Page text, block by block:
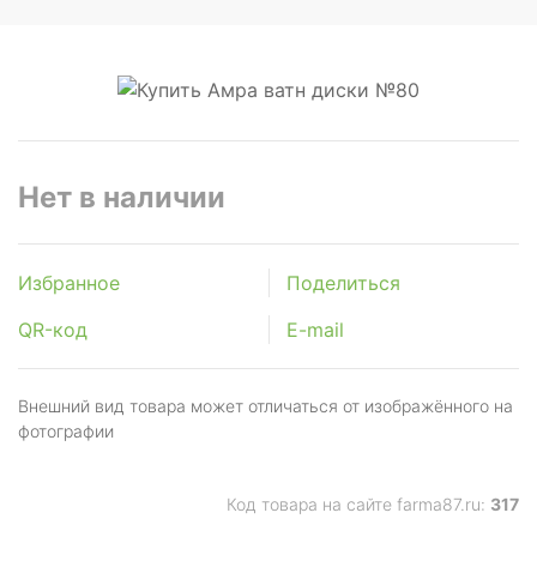
Нет в наличии
Избранное
Поделиться
QR-код
E-mail
Внешний вид товара может отличаться от изображённого на
фотографии
Код товара на сайте farma87.ru: 317